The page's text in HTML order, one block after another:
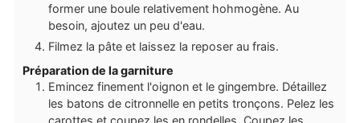
former une boule relativement hohmogène. Au
besoin, ajoutez un peu d'eau.
Filmez la pâte et laissez la reposer au frais.
Préparation de la garniture
Emincez finement l'oignon et le gingembre. Détaillez
les batons de citronnelle en petits tronçons. Pelez les